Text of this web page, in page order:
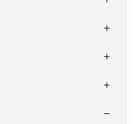



